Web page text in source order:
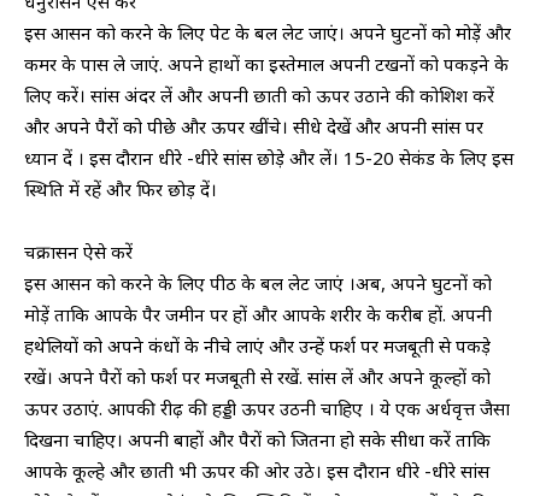
इस आसन को करने के लिए पेट के बल लेट जाएं। अपने घुटनों को मोड़ें और
कमर के पास ले जाएं. अपने हाथों का इस्तेमाल अपनी टखनों को पकड़ने के
लिए करें। सांस अंदर लें और अपनी छाती को ऊपर उठाने की कोशिश करें
और अपने पैरों को पीछे और ऊपर खींचे। सीधे देखें और अपनी सांस पर
ध्यान दें । इस दौरान धीरे -धीरे सांस छोड़े और लें। 15-20 सेकंड के लिए इस
स्थिति में रहें और फिर छोड़ दें।
चक्रासन ऐसे करें
इस आसन को करने के लिए पीठ के बल लेट जाएं ।अब, अपने घुटनों को
मोड़ें ताकि आपके पैर जमीन पर हों और आपके शरीर के करीब हों. अपनी
हथेलियों को अपने कंधों के नीचे लाएं और उन्हें फर्श पर मजबूती से पकड़े
रखें। अपने पैरों को फर्श पर मजबूती से रखें. सांस लें और अपने कूल्हों को
ऊपर उठाएं. आपकी रीढ़ की हड्डी ऊपर उठनी चाहिए । ये एक अर्धवृत्त जैसा
दिखना चाहिए। अपनी बाहों और पैरों को जितना हो सके सीधा करें ताकि
आपके कूल्हे और छाती भी ऊपर की ओर उठे। इस दौरान धीरे -धीरे सांस